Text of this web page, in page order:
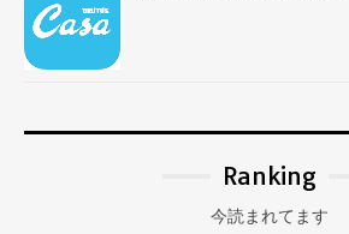
Ranking
今読まれてます